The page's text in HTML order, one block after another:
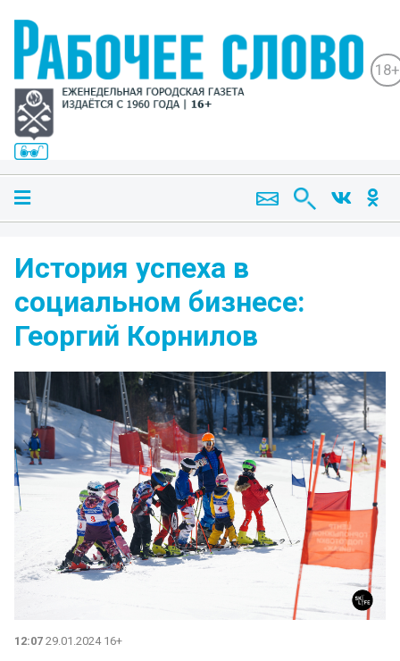
18+
История успеха в
социальном бизнесе:
Георгий Корнилов
12:07 29.01.2024 16+